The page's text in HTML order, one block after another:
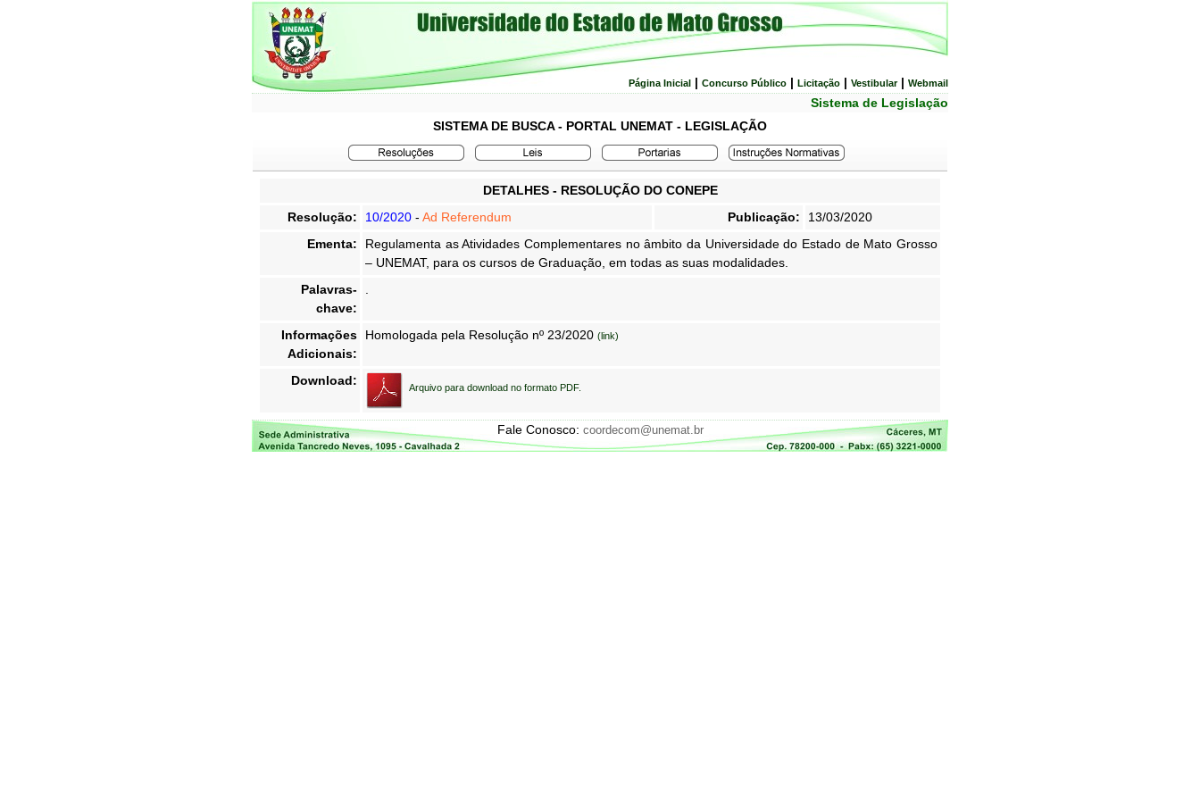
Página Inicial | Concurso Público | Licitação | Vestibular| Webmail
Sistema de Legislação
SISTEMA DE BUSCA - PORTAL UNEMAT - LEGISLAÇÃO
DETALHES - RESOLUÇÃO DO CONEPE
Resolução:
10/2020 - Ad Referendum Publicação:
13/03/2020
Ementa:
Regulamenta as Atividades Complementares no âmbito da Universidade do Estado de Mato Grosso
– UNEMAT, para os cursos de Graduação, em todas as suas modalidades.
Palavras-
chave:
Informações
Adicionais:
Homologada pela Resolução nº 23/2020 (link)
Download: Arquivo para download no formato PDF.
Fale Conosco: coordecom@unemat.br